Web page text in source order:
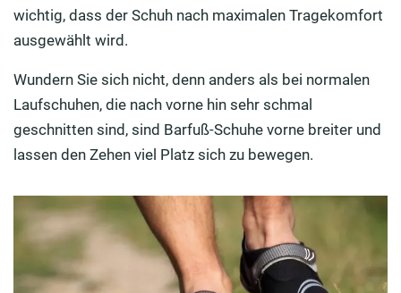
wichtig, dass der Schuh nach maximalen Tragekomfort
ausgewählt wird.
Wundern Sie sich nicht, denn anders als bei normalen
Laufschuhen, die nach vorne hin sehr schmal
geschnitten sind, sind Barfuß-Schuhe vorne breiter und
lassen den Zehen viel Platz sich zu bewegen.